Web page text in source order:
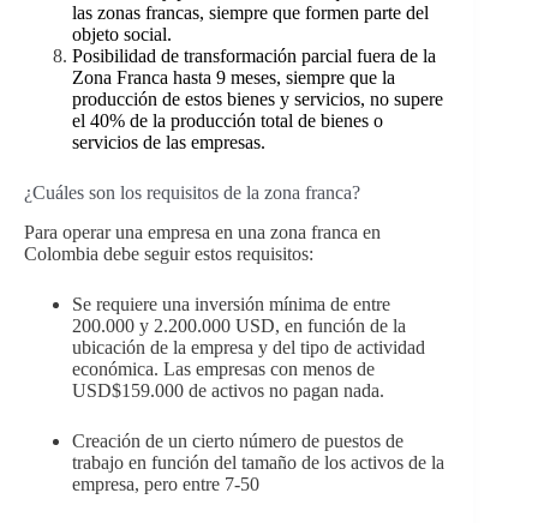
las zonas francas, siempre que formen parte del
objeto social.
Posibilidad de transformación parcial fuera de la
Zona Franca hasta 9 meses, siempre que la
producción de estos bienes y servicios, no supere
el 40% de la producción total de bienes o
servicios de las empresas.
¿Cuáles son los requisitos de la zona franca?
Para operar una empresa en una zona franca en
Colombia debe seguir estos requisitos:
Se requiere una inversión mínima de entre
200.000 y 2.200.000 USD, en función de la
ubicación de la empresa y del tipo de actividad
económica. Las empresas con menos de
USD$159.000 de activos no pagan nada.
Creación de un cierto número de puestos de
trabajo en función del tamaño de los activos de la
empresa, pero entre 7-50